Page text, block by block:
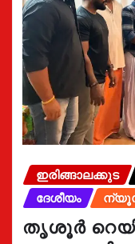
ഇരിങ്ങാലക്കുട
ദേശീയം
തൃശൂർ